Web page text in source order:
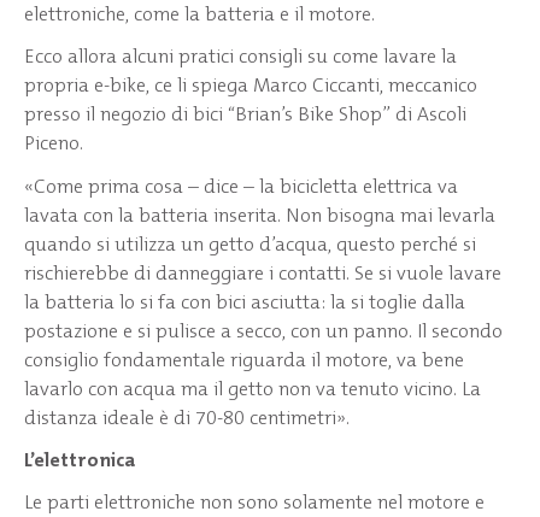
elettroniche, come la batteria e il motore.
Ecco allora alcuni pratici consigli su come lavare la
propria e-bike, ce li spiega Marco Ciccanti, meccanico
presso il negozio di bici “Brian’s Bike Shop” di Ascoli
Piceno.
«Come prima cosa – dice – la bicicletta elettrica va
lavata con la batteria inserita. Non bisogna mai levarla
quando si utilizza un getto d’acqua, questo perché si
rischierebbe di danneggiare i contatti. Se si vuole lavare
la batteria lo si fa con bici asciutta: la si toglie dalla
postazione e si pulisce a secco, con un panno. Il secondo
consiglio fondamentale riguarda il motore, va bene
lavarlo con acqua ma il getto non va tenuto vicino. La
distanza ideale è di 70-80 centimetri».
L’elettronica
Le parti elettroniche non sono solamente nel motore e